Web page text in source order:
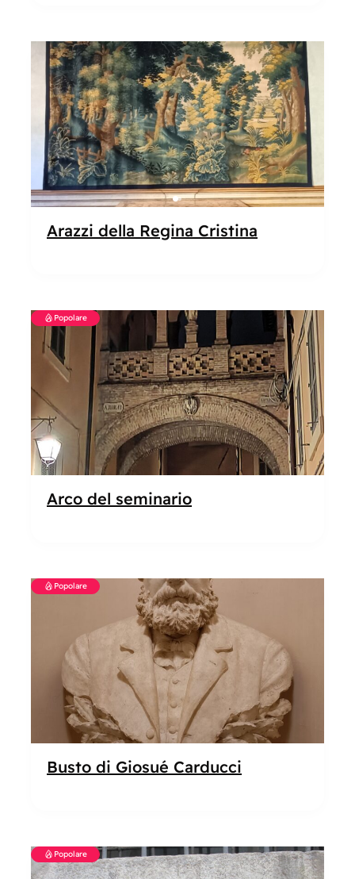
Popolare
Arazzi della Regina Cristina
Popolare
Arco del seminario
Popolare
Busto di Giosué Carducci
Popolare